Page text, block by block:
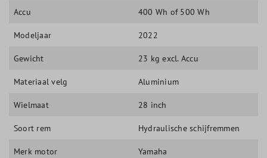
Accu 400 Wh of 500 Wh
Modeljaar 2022
Gewicht 23 kg excl. Accu
Materiaal velg Aluminium
Wielmaat 28 inch
Soort rem Hydraulische schijfremmen
Merk motor Yamaha